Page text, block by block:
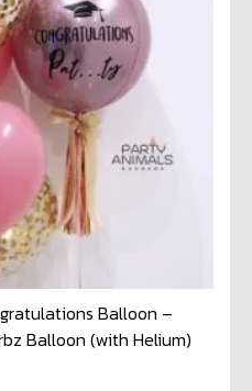
Balloon –
Balloon (with Helium)